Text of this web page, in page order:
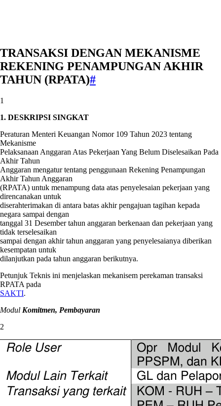
TRANSAKSI DENGAN MEKANISME
REKENING PENAMPUNGAN AKHIR
TAHUN (RPATA)#
1
1. DESKRIPSI SINGKAT
Peraturan Menteri Keuangan Nomor 109 Tahun 2023 tentang
Mekanisme
Pelaksanaan Anggaran Atas Pekerjaan Yang Belum Diselesaikan Pada
Akhir Tahun
Anggaran mengatur tentang penggunaan Rekening Penampungan
Akhir Tahun Anggaran
(RPATA) untuk menampung data atas penyelesaian pekerjaan yang
direncanakan untuk
diserahterimakan di antara batas akhir pengajuan tagihan kepada
negara sampai dengan
tanggal 31 Desember tahun anggaran berkenaan dan pekerjaan yang
tidak terselesaikan
sampai dengan akhir tahun anggaran yang penyelesaianya diberikan
kesempatan untuk
dilanjutkan pada tahun anggaran berikutnya.
Petunjuk Teknis ini menjelaskan mekanisem perekaman transaksi
RPATA pada
SAKTI.
Modul Komitmen, Pembayaran
2